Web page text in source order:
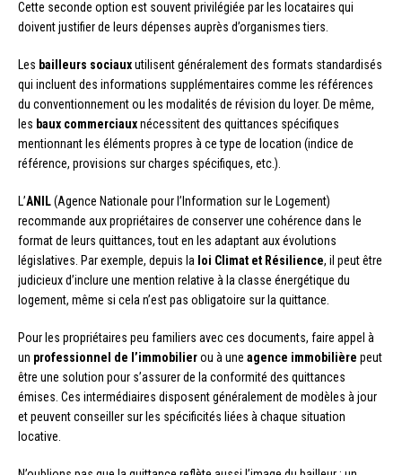
Cette seconde option est souvent privilégiée par les locataires qui
doivent justifier de leurs dépenses auprès d’organismes tiers.
Les bailleurs sociauxutilisent généralement des formats standardisés
qui incluent des informations supplémentaires comme les références
du conventionnement ou les modalités de révision du loyer. De même,
les baux commerciauxnécessitent des quittances spécifiques
mentionnant les éléments propres à ce type de location (indice de
référence, provisions sur charges spécifiques, etc.).
L’ANIL(Agence Nationale pour l’Information sur le Logement)
recommande aux propriétaires de conserver une cohérence dans le
format de leurs quittances, tout en les adaptant aux évolutions
législatives. Par exemple, depuis la loi Climat et Résilience, il peut être
judicieux d’inclure une mention relative à la classe énergétique du
logement, même si cela n’est pas obligatoire sur la quittance.
Pour les propriétaires peu familiers avec ces documents, faire appel à
un professionnel de l’immobilierou à une agence immobilière peut
être une solution pour s’assurer de la conformité des quittances
émises. Ces intermédiaires disposent généralement de modèles à jour
et peuvent conseiller sur les spécificités liées à chaque situation
locative.